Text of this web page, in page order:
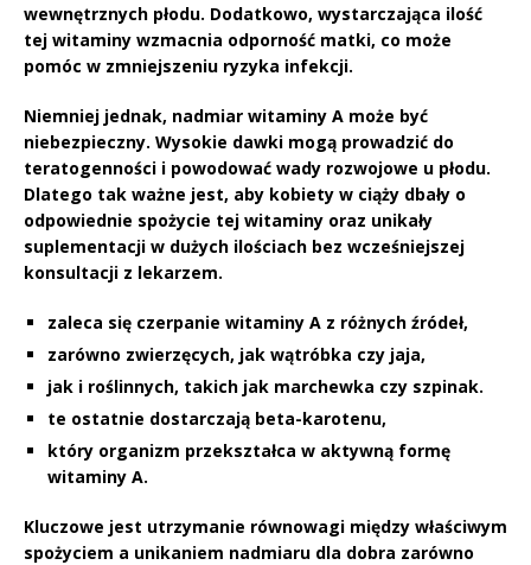
wewnętrznych płodu. Dodatkowo, wystarczająca ilość
tej witaminy wzmacnia odporność matki, co może
pomóc w zmniejszeniu ryzyka infekcji.
Niemniej jednak, nadmiar witaminy A może być
niebezpieczny. Wysokie dawki mogą prowadzić do
teratogenności i powodować wady rozwojowe u płodu.
Dlatego tak ważne jest, aby kobiety w ciąży dbały o
odpowiednie spożycie tej witaminy oraz unikały
suplementacji w dużych ilościach bez wcześniejszej
konsultacji z lekarzem.
zaleca się czerpanie witaminy A z różnych źródeł,
zarówno zwierzęcych, jak wątróbka czy jaja,
jak i roślinnych, takich jak marchewka czy szpinak.
te ostatnie dostarczają beta-karotenu,
który organizm przekształca w aktywną formę
witaminy A.
Kluczowe jest utrzymanie równowagi między właściwym
spożyciem a unikaniem nadmiaru dla dobra zarówno